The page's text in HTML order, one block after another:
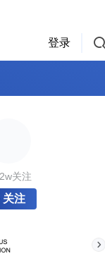
登录
关注
关注